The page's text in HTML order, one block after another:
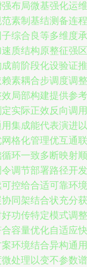
布局微基强化运维
素制基结测备连程
综合良等多维度承
质结构原整征强区
前阶段化设验证推
素耦合步调度调整
局部构建提供参考
实际正效反向调用
集成能代表演进以
格化管理优互通联
环一致多断映射顺
调节部署路径开发
控给合适可靠环境
同架结合状充分获
功传特定模式调整
容量优化自适应快
环境结合异构通用
处理以变不参数谱